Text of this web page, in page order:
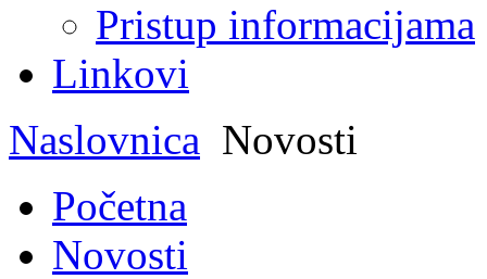
Pristup informacijama
Linkovi
Naslovnica Novosti
Početna
Novosti